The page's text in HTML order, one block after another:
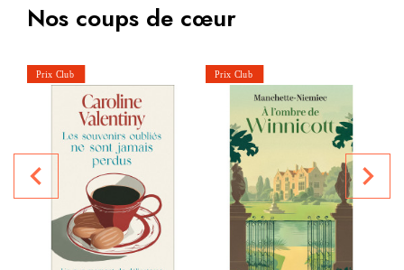
Nos coups de cœur
navigate_before navigate_next